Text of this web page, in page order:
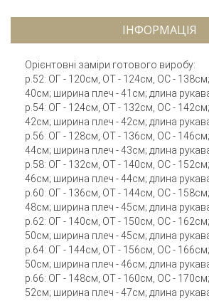
ІНФОРМАЦІЯ
Орієнтовні заміри готового виробу:
р.52: ОГ - 120см, ОТ - 124см, ОС -
40см; ширина плеч - 41см; длина
р.54: ОГ - 124см, ОТ - 132см, ОС -
42см; ширина плеч - 42см; длина
р.56: ОГ - 128см, ОТ - 136см, ОС -
44см; ширина плеч - 43см; длина
р.58: ОГ - 132см, ОТ - 140см, ОС -
46см; ширина плеч - 44см; длина
р.60: ОГ - 136см, ОТ - 144см, ОС -
48см; ширина плеч - 45см; длина
р.62: ОГ - 140см, ОТ - 150см, ОС -
50см; ширина плеч - 45см; длина
р.64: ОГ - 144см, ОТ - 156см, ОС -
50см; ширина плеч - 46см; длина
р.66: ОГ - 148см, ОТ - 160см, ОС -
52см; ширина плеч - 47см; длина